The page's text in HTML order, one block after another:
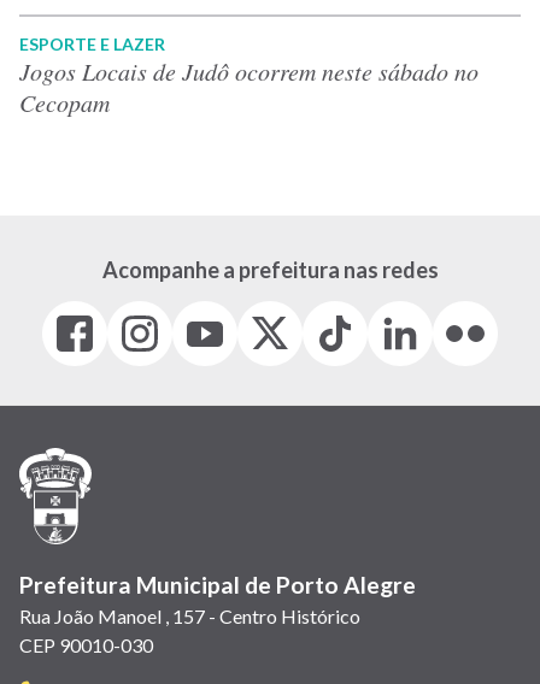
ESPORTE E LAZER
Jogos Locais de Judô ocorrem neste sábado no
Cecopam
Acompanhe a prefeitura nas redes
Facebook
(link
em
janela)
Instagram
(link
em
(link
em
(Antigo
(link
Tiktok
(link
em
LinkedIn
(link
em
(link
em
Prefeitura Municipal de Porto Alegre
Rua João Manoel , 157 - Centro Histórico
CEP 90010-030